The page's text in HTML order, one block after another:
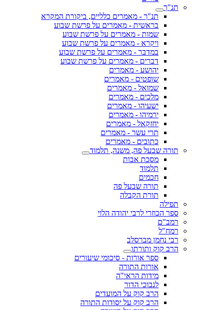
תנ"ך
תנ"ך - מאמרים כלליים, ביקורת המקרא
בראשית - מאמרים על פרשת שבוע
שמות - מאמרים על פרשת שבוע
ויקרא - מאמרים על פרשת שבוע
במדבר - מאמרים על פרשת שבוע
דברים - מאמרים על פרשת שבוע
יהושע - מאמרים
שופטים - מאמרים
שמואל - מאמרים
מלכים - מאמרים
ישעיהו - מאמרים
ירמיהו - מאמרים
יחזקאל - מאמרים
תרי עשר - מאמרים
כתובים - מאמרים
תורה שבעל פה, משנה, תלמוד
מסכת אבות
תלמוד
חכמים
תורה שבעל פה
תורת הקבלה
תפילה
ספר הכוזרי לרבי יהודה הלוי
רמב"ם
רמח"ל
רבי נחמן מברסלב
הרב קוק ותורתו
ספר אורות - סיכומי שיעורים
אורות התורה
מידות הראי"ה
לנבוכי הדור
הרב קוק על המועדים
הרב קוק על יסודות התורה